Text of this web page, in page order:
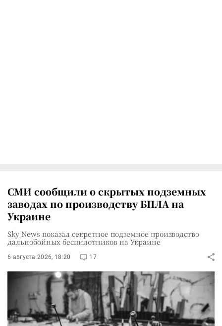
СМИ сообщили о скрытых подземных
заводах по производству БПЛА на
Украине
Sky News показал секретное подземное производство
дальнобойных беспилотников на Украине
6 августа 2026, 18:20 17